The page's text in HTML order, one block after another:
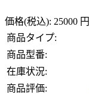
価格(税込): 25000 円
商品タイプ:
商品型番:
在庫状況:
商品評価: